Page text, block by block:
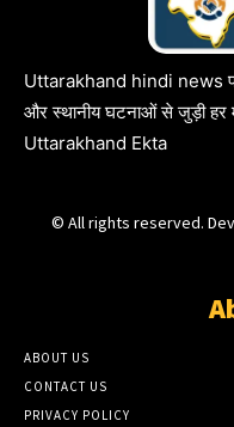
Uttarakhand hindi news पढ़ें।
और स्थानीय घटनाओं से जुड़ी हर
Uttarakhand Ekta
© All rights reserved.
ABOUT US
CONTACT US
PRIVACY POLICY